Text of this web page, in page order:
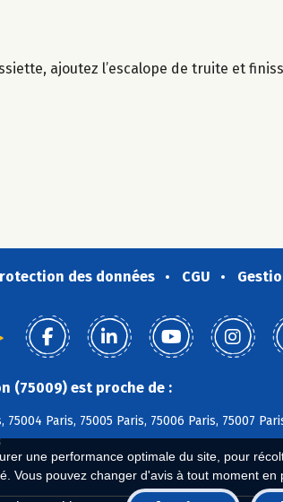
une performance optimale du site, pour
Vous pouvez changer d'avis à tout moment
ajoutez l’escalope de truite et
des données CGU
(75009) est proche de :
75004 Paris, 75005 Paris, 75006 Paris, 75007